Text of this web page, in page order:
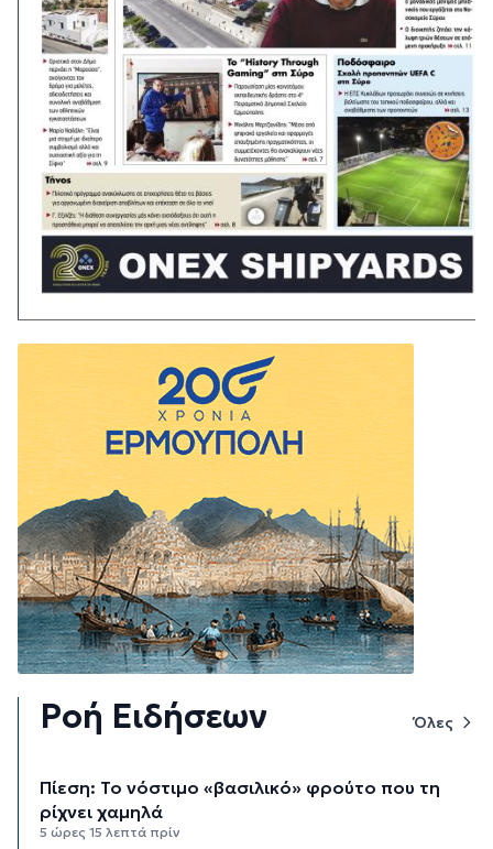
Ροή Ειδήσεων Όλες
Πίεση: Το νόστιμο «βασιλικό» φρούτο που τη
ρίχνει χαμηλά
5 ώρες 15 λεπτά πρίν